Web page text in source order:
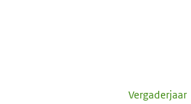
Vergaderjaar